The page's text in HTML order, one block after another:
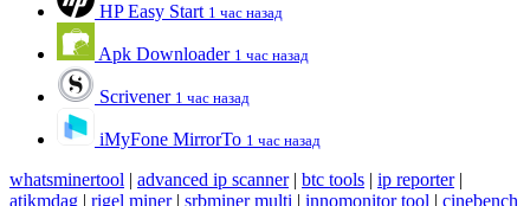
HP Easy Start 1 час назад
Apk Downloader 1 час назад
Scrivener 1 час назад
iMyFone MirrorTo 1 час назад
whatsminertool | advanced ip scanner| btc tools | ip reporter|
atikmdag | rigel miner| srbminer multi | innomonitor tool | cinebench